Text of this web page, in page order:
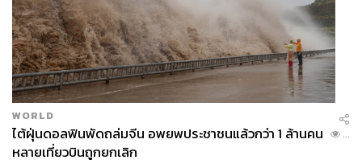
WORLD
ไต้ฝุ่นดอลฟินพัดถล่มจีน อพยพประชาชนแล้วกว่า 1 ล้านคน
หลายเที่ยวบินถูกยกเลิก
...